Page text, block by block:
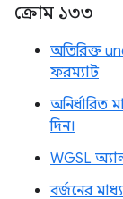
ক্রোম ১৩৩
অতিরিক্ত
ফরম্যাট
অনির্ধারিত
দিন।
WGSL
বর্জনের